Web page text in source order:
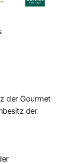
der Gourmet
der